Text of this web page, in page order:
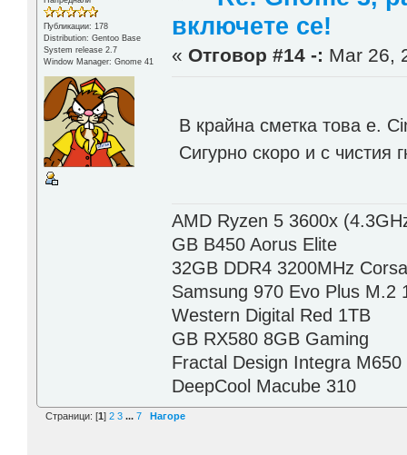
Публикации: 178
Distribution: Gentoo Base
System release 2.7
Window Manager: Gnome 41
включете се!
« Отговор #14 -: Mar 26,
В крайна сметка това е.
Сигурно скоро и с чистия
AMD Ryzen 5 3600x
GB B450 Aorus Elite
32GB DDR4 3200MHz
Samsung 970 Evo Plus M.2
Western Digital Red 1TB
GB RX580 8GB Gaming
Fractal Design Integra M650
DeepCool Macube 310
Страници: [1] 2 3 ... 7 Нагоре